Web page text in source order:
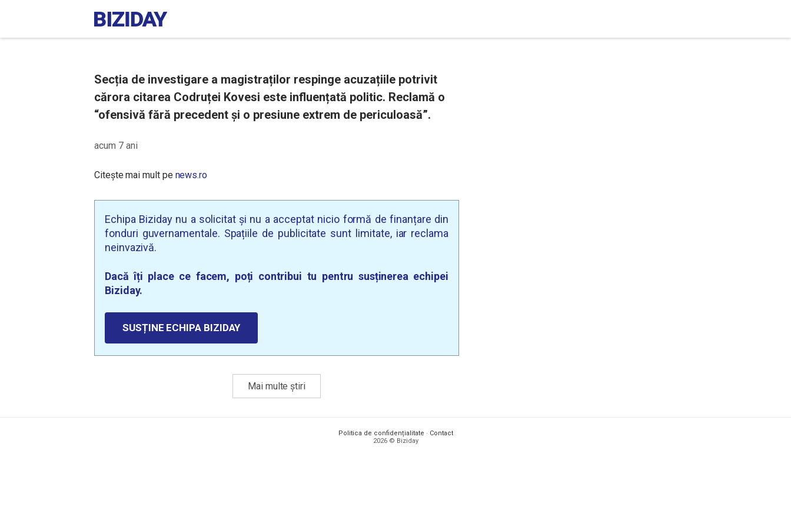
Secția de investigare a magistraților respinge acuzațiile potrivit
cărora citarea Codruței Kovesi este influențată politic. Reclamă o
“ofensivă fără precedent şi o presiune extrem de periculoasă”.
acum 7 ani
Citește mai mult pe news.ro
Echipa Biziday nu a solicitat și nu a acceptat nicio formă de finanțare din
fonduri guvernamentale. Spațiile de publicitate sunt limitate, iar reclama
neinvazivă.
Dacă îți place ce facem, poți contribui tu pentru susținerea echipei
Biziday.
SUSȚINE ECHIPA BIZIDAY
Mai multe știri
Politica de confidențialitate · Contact
2026 © Biziday